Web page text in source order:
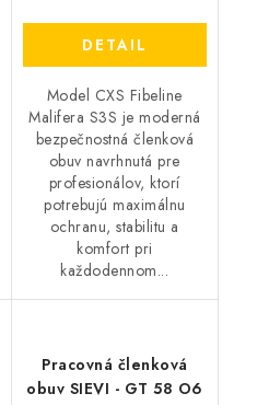
DETAIL
Model CXS Fibeline
Malifera S3S je moderná
bezpečnostná členková
obuv navrhnutá pre
profesionálov, ktorí
potrebujú maximálnu
ochranu, stabilitu a
komfort pri
každodennom...
Pracovná členková
obuv SIEVI - GT 58 O6